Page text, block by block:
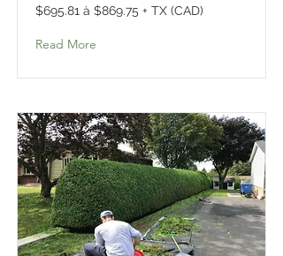
$695.81 à $869.75 + TX (CAD)
Read More